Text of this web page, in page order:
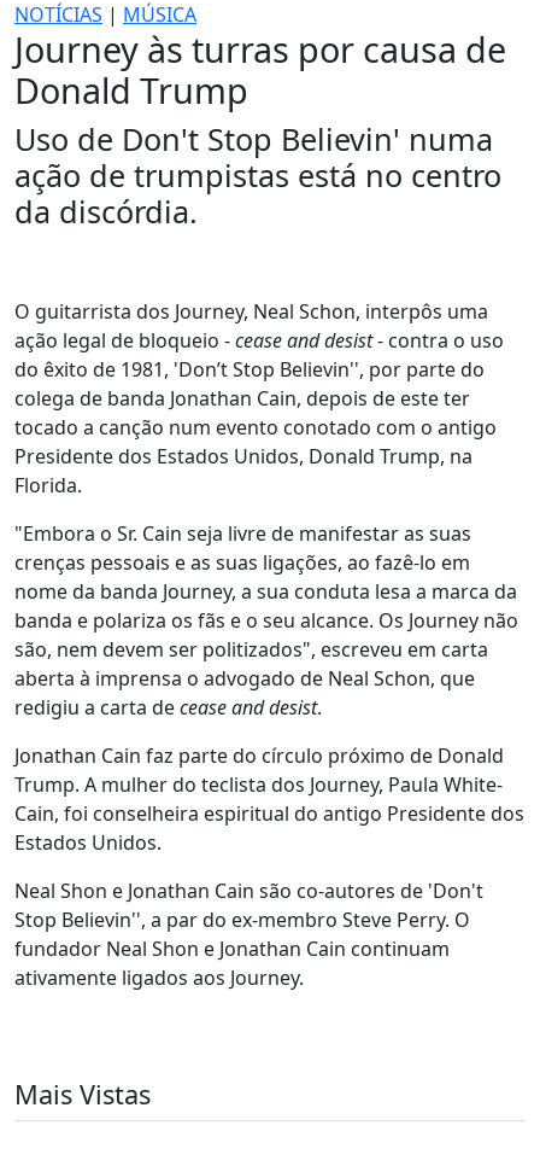
NOTÍCIAS | MÚSICA
Journey às turras por causa de
Donald Trump
Uso de Don't Stop Believin' numa
ação de trumpistas está no centro
da discórdia.
O guitarrista dos Journey, Neal Schon, interpôs uma
ação legal de bloqueio -cease and desist- contra o uso
do êxito de 1981, 'Don’t Stop Believin'', por parte do
colega de banda Jonathan Cain, depois de este ter
tocado a canção num evento conotado com o antigo
Presidente dos Estados Unidos, Donald Trump, na
Florida.
"Embora o Sr. Cain seja livre de manifestar as suas
crenças pessoais e as suas ligações, ao fazê-lo em
nome da banda Journey, a sua conduta lesa a marca da
banda e polariza os fãs e o seu alcance. Os Journey não
são, nem devem ser politizados", escreveu em carta
aberta à imprensa o advogado de Neal Schon, que
redigiu a carta decease and desist.
Jonathan Cain faz parte do círculo próximo de Donald
Trump. A mulher do teclista dos Journey, Paula White-
Cain, foi conselheira espiritual do antigo Presidente dos
Estados Unidos.
Neal Shon e Jonathan Cain são co-autores de 'Don't
Stop Believin'', a par do ex-membro Steve Perry. O
fundador Neal Shon e Jonathan Cain continuam
ativamente ligados aos Journey.
Mais Vistas